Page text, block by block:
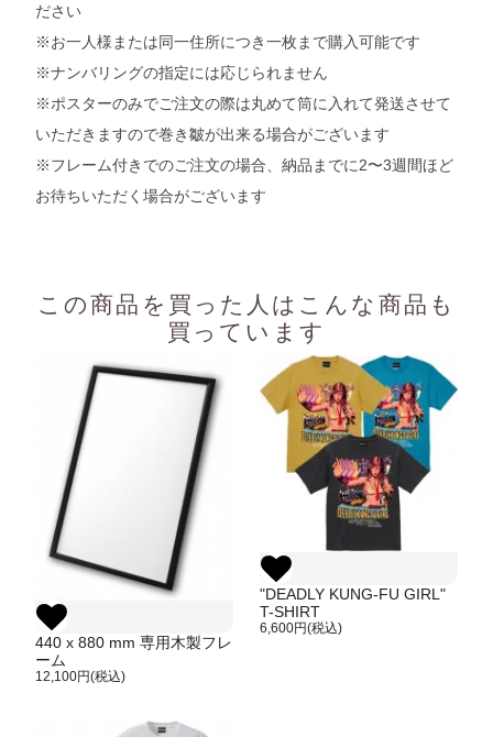
ださい
※お一人様または同一住所につき一枚まで購入可能です
※ナンバリングの指定には応じられません
※ポスターのみでご注文の際は丸めて筒に入れて発送させて
いただきますので巻き皺が出来る場合がございます
※フレーム付きでのご注文の場合、納品までに2〜3週間ほど
お待ちいただく場合がございます
この商品を買った人は こんな商品も
買っています
440 x 880 mm 専用木製フレ
ーム
12,100円(税込)
"DEADLY KUNG-FU GIRL"
T-SHIRT
6,600円(税込)